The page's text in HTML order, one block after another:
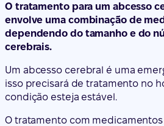
O tratamento para um abcesso
envolve uma combinação de
dependendo do tamanho e do
cerebrais.
Um abcesso cerebral é uma
isso precisará de tratamento no
condição esteja estável.
O tratamento com